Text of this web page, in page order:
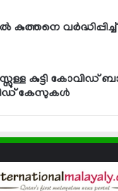
കുത്തനെ
കുട്ടി കോവിഡ്
കേസുകള്‍